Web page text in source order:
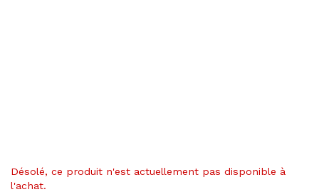
Désolé, ce produit n'est actuellement pas disponible à
l'achat.